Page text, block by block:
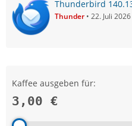
Thunderbird
Thunder 22. Juli
Kaffee ausgeben für:
3,00 €